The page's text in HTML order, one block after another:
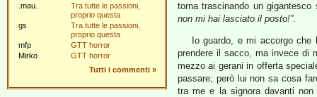
.mau.
Tra tutte le passioni,
proprio questa
gs
Tra tutte le passioni,
proprio questa
mfp
GTT horror
Mirko
GTT horror
Tutti i commenti »
torna trascinando un
non mi hai lasciato il posto!”.
Io guardo, e mi accorgo
prendere il sacco, ma invece di
mezzo ai gerani in offerta
passare; però lui non sa cosa
tra me e la signora davanti